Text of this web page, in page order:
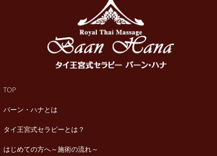
TOP
バーン・ハナとは
タイ王宮式セラピーとは？
はじめての方へ～施術の流れ～